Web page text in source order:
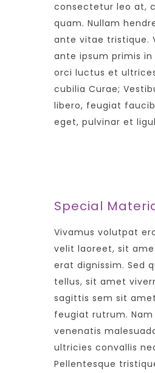
consectetur leo at,
quam. Nullam
ante vitae tristique.
ante ipsum primis
orci luctus et
cubilia Curae;
libero, feugiat
eget, pulvinar et
Special
Vivamus volutpat
velit laoreet, sit
erat dignissim. Sed
tellus, sit amet
sagittis sem sit
feugiat rutrum.
venenatis
ultricies convallis
Pellentesque